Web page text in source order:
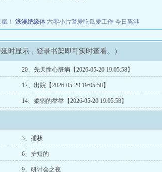
！ 浪漫绝缘体 六零小片警爱吃瓜爱工作 今日离港
时显示，登录书架即可实时查看。）
20、先天性心脏病【2026-05-20 19:05:58】
17、出院【2026-05-20 19:05:58】
14、柔弱的举举【2026-05-20 19:05:58】
3、捕获
6、护短的
9、研讨会之夜